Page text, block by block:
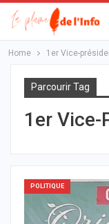
Home 1er Vice-
Parcourir Tag
1er Vice-
POLITIQUE